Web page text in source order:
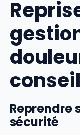
Reprendre
sécurité